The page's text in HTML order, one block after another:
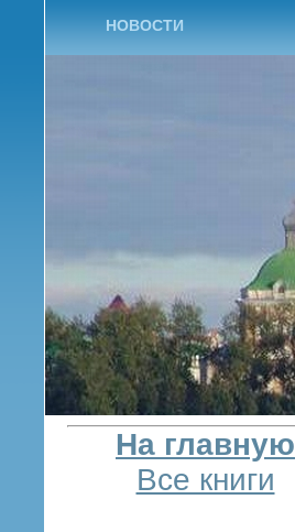
НОВОСТИ
На главную
Все книги